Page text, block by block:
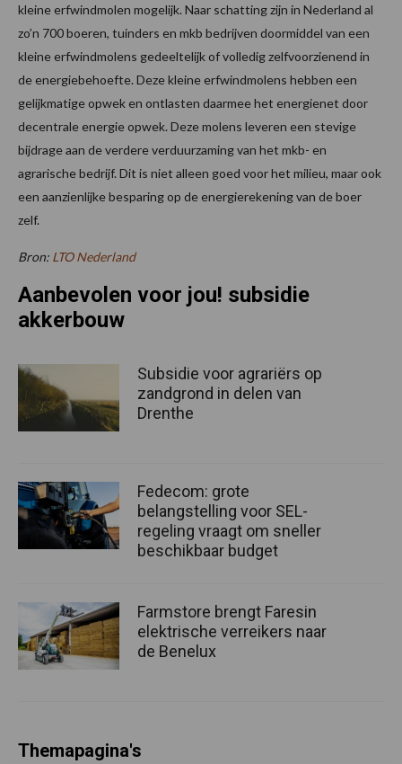
kleine erfwindmolen mogelijk. Naar schatting zijn in Nederland al
zo’n 700 boeren, tuinders en mkb bedrijven doormiddel van een
kleine erfwindmolens gedeeltelijk of volledig zelfvoorzienend in
de energiebehoefte. Deze kleine erfwindmolens hebben een
gelijkmatige opwek en ontlasten daarmee het energienet door
decentrale energie opwek. Deze molens leveren een stevige
bijdrage aan de verdere verduurzaming van het mkb- en
agrarische bedrijf. Dit is niet alleen goed voor het milieu, maar ook
een aanzienlijke besparing op de energierekening van de boer
zelf.
Bron: LTO Nederland
Aanbevolen voor jou! subsidie
akkerbouw
Subsidie voor agrariërs op
zandgrond in delen van
Drenthe
Fedecom: grote
belangstelling voor SEL-
regeling vraagt om sneller
beschikbaar budget
Farmstore brengt Faresin
elektrische verreikers naar
de Benelux
Themapagina's